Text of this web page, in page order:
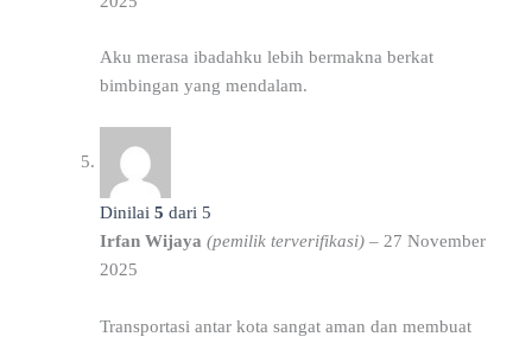
Aku merasa ibadahku lebih bermakna berkat
bimbingan yang mendalam.
Dinilai 5 dari 5
Irfan Wijaya (pemilik terverifikasi) – 27 November
2025
Transportasi antar kota sangat aman dan membuat